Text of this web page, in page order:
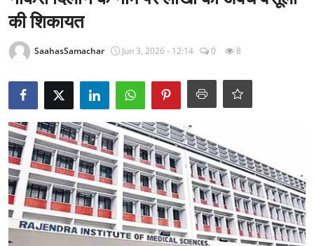
राजनीति
खेल
Epaper
धर्म
लाइफस्टाइल
टेक
की शिकायत
SaahasSamachar Jun 3, 2026 - 12:14 0 8